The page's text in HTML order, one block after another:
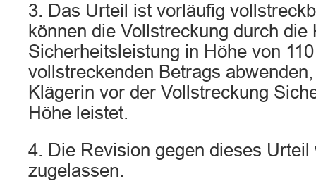
3. Das Urteil ist vorläufig
können die Vollstreckung durch die
Sicherheitsleistung in Höhe von
vollstreckenden Betrags
Klägerin vor der Vollstreckung
Höhe leistet.
4. Die Revision gegen dieses Urteil
zugelassen.